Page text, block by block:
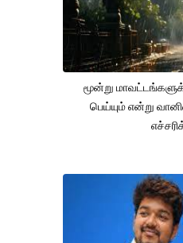
மூன்று
பெய்யும் என்று